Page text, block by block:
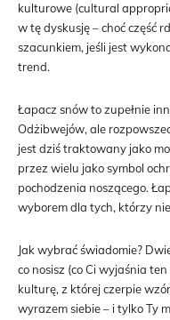
kulturowe (cultural
w tę dyskusję – choć część
szacunkiem, jeśli jest
trend.
Łapacz snów to zupełnie
Odżibwejów, ale
jest dziś traktowany jako
przez wielu jako symbol
pochodzenia noszącego.
wyborem dla tych, którzy
Jak wybrać świadomie?
co nosisz (co Ci wyjaśnia
kulturę, z której czerpie
wyrazem siebie – i tylko Ty